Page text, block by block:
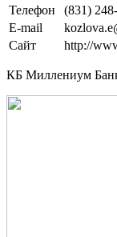
Телефон
(831)
E-mail
Сайт
http://
КБ Миллениум